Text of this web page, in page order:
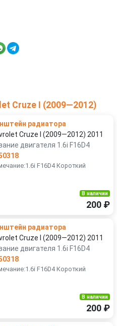
Cruze I (2009—2012)
радиатора
Cruze I (2009—2012) 2011
двигателя 1.6i F16D4
F16D4 Короткий
В наличии
200 ₽
радиатора
Cruze I (2009—2012) 2011
двигателя 1.6i F16D4
F16D4 Короткий
В наличии
200 ₽